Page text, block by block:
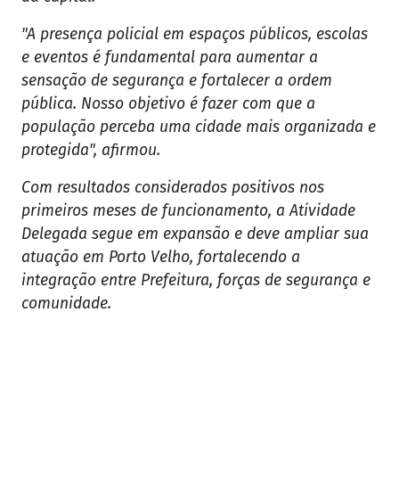
"A presença policial em espaços públicos, escolas
e eventos é fundamental para aumentar a
sensação de segurança e fortalecer a ordem
pública. Nosso objetivo é fazer com que a
população perceba uma cidade mais organizada e
protegida", afirmou.
Com resultados considerados positivos nos
primeiros meses de funcionamento, a Atividade
Delegada segue em expansão e deve ampliar sua
atuação em Porto Velho, fortalecendo a
integração entre Prefeitura, forças de segurança e
comunidade.